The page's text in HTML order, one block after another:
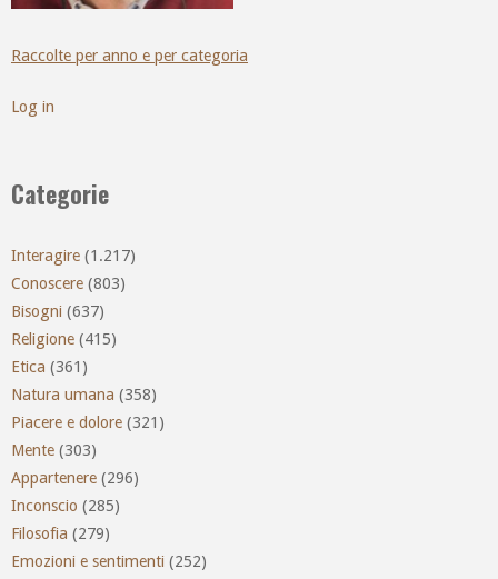
Raccolte per anno e per categoria
Log in
Categorie
Interagire (1.217)
Conoscere (803)
Bisogni (637)
Religione (415)
Etica (361)
Natura umana (358)
Piacere e dolore (321)
Mente (303)
Appartenere (296)
Inconscio (285)
Filosofia (279)
Emozioni e sentimenti (252)